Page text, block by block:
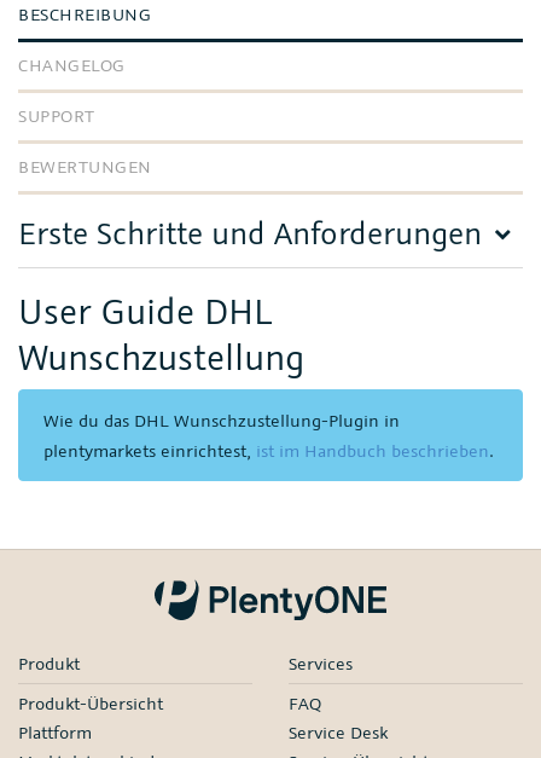
BESCHREIBUNG
CHANGELOG
SUPPORT
BEWERTUNGEN
Erste Schritte und Anforderungen
User Guide DHL
Wunschzustellung
Wie du das DHL Wunschzustellung-Plugin in
plentymarkets einrichtest, ist im Handbuch beschrieben.
Produkt
Produkt-Übersicht
Plattform
Services
FAQ
Service Desk